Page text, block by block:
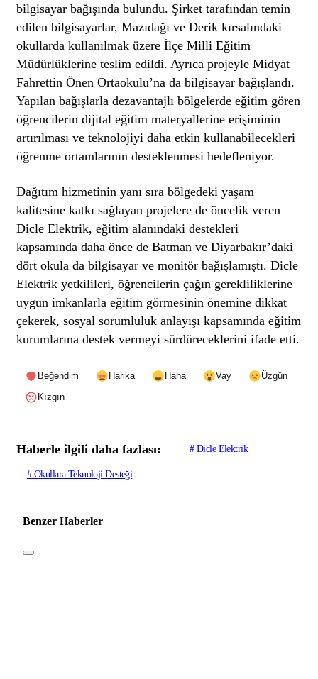
bilgisayar bağışında bulundu. Şirket tarafından temin
edilen bilgisayarlar, Mazıdağı ve Derik kırsalındaki
okullarda kullanılmak üzere İlçe Milli Eğitim
Müdürlüklerine teslim edildi. Ayrıca projeyle Midyat
Fahrettin Önen Ortaokulu’na da bilgisayar bağışlandı.
Yapılan bağışlarla dezavantajlı bölgelerde eğitim gören
öğrencilerin dijital eğitim materyallerine erişiminin
artırılması ve teknolojiyi daha etkin kullanabilecekleri
öğrenme ortamlarının desteklenmesi hedefleniyor.
Dağıtım hizmetinin yanı sıra bölgedeki yaşam
kalitesine katkı sağlayan projelere de öncelik veren
Dicle Elektrik, eğitim alanındaki destekleri
kapsamında daha önce de Batman ve Diyarbakır’daki
dört okula da bilgisayar ve monitör bağışlamıştı. Dicle
Elektrik yetkilileri, öğrencilerin çağın gerekliliklerine
uygun imkanlarla eğitim görmesinin önemine dikkat
çekerek, sosyal sorumluluk anlayışı kapsamında eğitim
kurumlarına destek vermeyi sürdüreceklerini ifade etti.
Beğendim Harika Haha Vay
Üzgün
Kızgın
Haberle ilgili daha fazlası: # Dicle Elektrik
# Okullara Teknoloji Desteği
Benzer Haberler